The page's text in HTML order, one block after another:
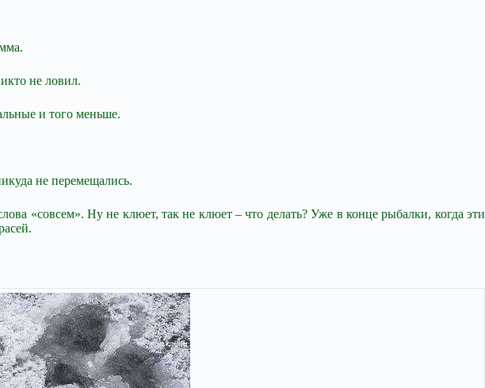
не ловил.
и того меньше.
не перемещались.
«совсем». Ну не клюет, так не клюет – что делать? Уже в конце рыбалки, когда эти